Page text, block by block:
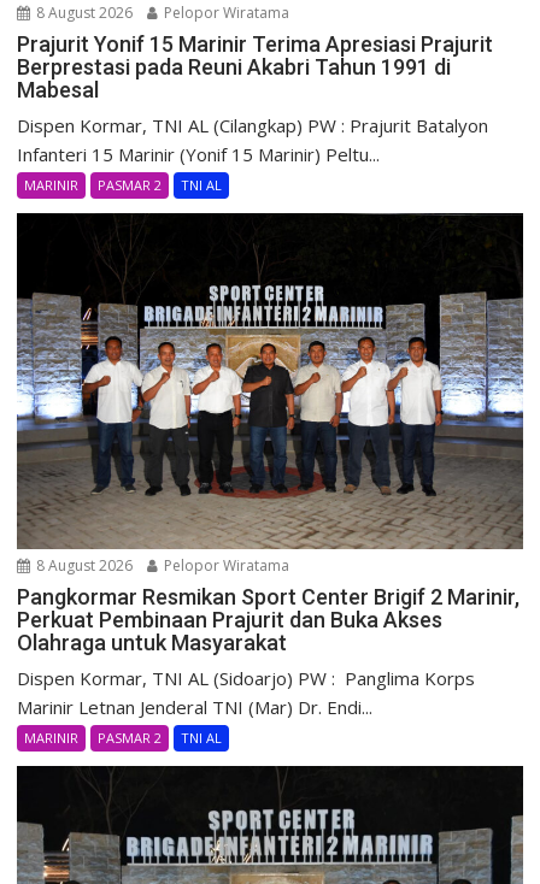
8 August 2026 Pelopor Wiratama
Prajurit Yonif 15 Marinir Terima Apresiasi Prajurit
Berprestasi pada Reuni Akabri Tahun 1991 di
Mabesal
Dispen Kormar, TNI AL (Cilangkap) PW : Prajurit Batalyon
Infanteri 15 Marinir (Yonif 15 Marinir) Peltu...
MARINIR PASMAR 2 TNI AL
8 August 2026 Pelopor Wiratama
Pangkormar Resmikan Sport Center Brigif 2 Marinir,
Perkuat Pembinaan Prajurit dan Buka Akses
Olahraga untuk Masyarakat
Dispen Kormar, TNI AL (Sidoarjo) PW : Panglima Korps
Marinir Letnan Jenderal TNI (Mar) Dr. Endi...
MARINIR PASMAR 2 TNI AL